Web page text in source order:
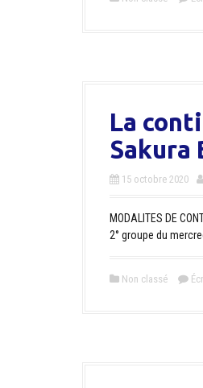
La
Sakura
15 octobre 2020
MODALITES DE
2° groupe du
Non classé